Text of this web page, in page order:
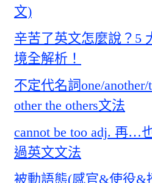
文)
辛苦了英文怎麼說？5
境全解析！
不定代名詞one/another/
other the others文法
cannot be too adj. 再…
過英文文法
被動語態(感官&使役&